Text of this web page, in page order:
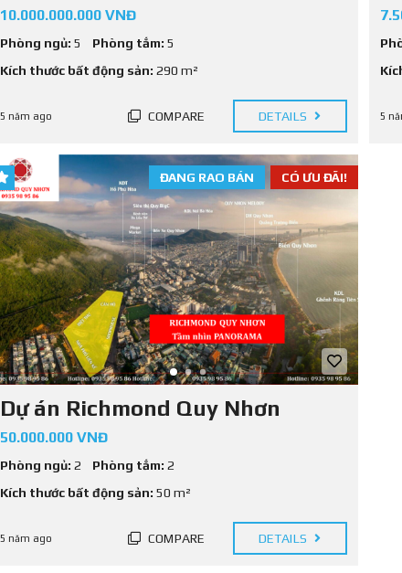
10.000.000.000 VNĐ
Phòng ngủ: 5 Phòng tắm: 5
Kích thước bất động sản: 290 m²
5 năm ago COMPARE DETAILS 5
CÓ ƯU ĐÃI!
ĐANG RAO BÁN
Dự án Richmond Quy Nhơn
50.000.000 VNĐ
Phòng ngủ: 2 Phòng tắm: 2
Kích thước bất động sản: 50 m²
5 năm ago COMPARE DETAILS